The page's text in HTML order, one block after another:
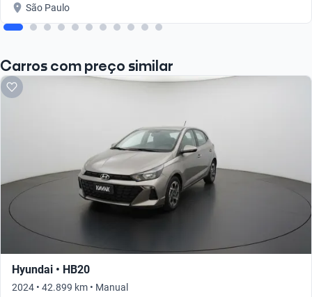
São Paulo
Carros com preço similar
Hyundai • HB20
2024 • 42.899 km • Manual